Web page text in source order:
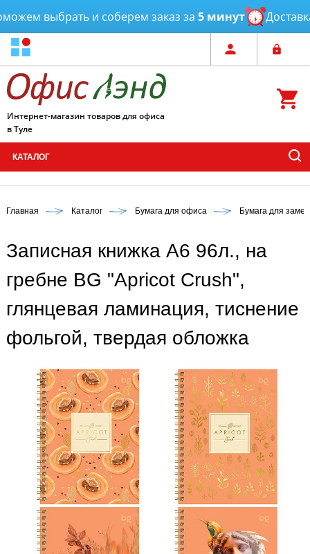
выбрать и соберем заказ за 5 минут Доставка
Интернет-магазин товаров для офиса
в Туле
КАТАЛОГ
Главная Каталог Бумага для офиса Бумага для
Записная книжка А6 96л., на
гребне BG "Apricot Crush",
глянцевая ламинация, тиснение
фольгой, твердая обложка